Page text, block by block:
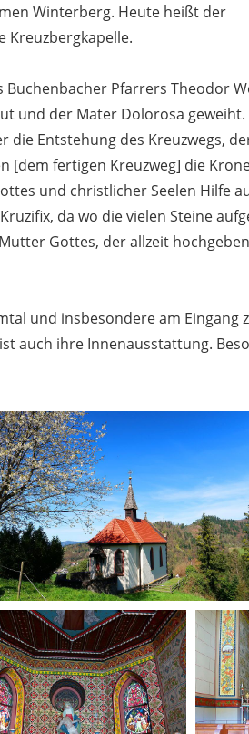
Winterberg. Heute heißt der
Kreuzbergkapelle.
Pfarrers Theodor
und der Mater Dolorosa
die Entstehung des Kreuzwegs,
[dem fertigen Kreuzweg] die
und christlicher Seelen Hilfe
da wo die vielen Steine
Gottes, der allzeit
und insbesondere am Eingang
auch ihre Innenausstattung.